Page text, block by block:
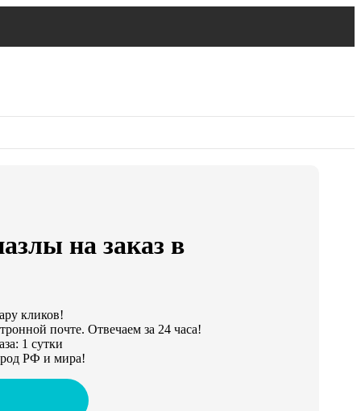
на заказ в
кликов!
почте. Отвечаем за 24 часа!
1 сутки
РФ и мира!